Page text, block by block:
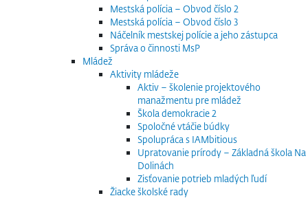
Mestská polícia – Obvod číslo 2
Mestská polícia – Obvod číslo 3
Náčelník mestskej polície a jeho zástupca
Správa o činnosti MsP
Mládež
Aktivity mládeže
Aktiv – školenie projektového
manažmentu pre mládež
Škola demokracie 2
Spoločné vtáčie búdky
Spolupráca s IAMbitious
Upratovanie prírody – Základná škola Na
Dolinách
Zisťovanie potrieb mladých ľudí
Žiacke školské rady